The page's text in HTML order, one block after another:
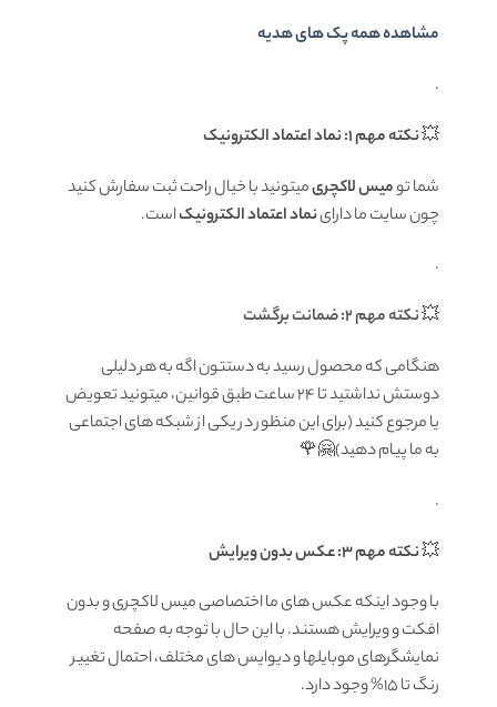
مشاهده همه پک های هدیه
.
💥نکته مهم 1: نماد اعتماد الکترونیک
شما تومیس لاکچریمیتونید با خیال راحت ثبت سفارش کنید
چون سایت ما داراینماد اعتماد الکترونیکاست.
.
💥نکته مهم 2: ضمانت برگشت
هنگامی که محصول رسید به دستتون اگه به هر دلیلی
دوستش نداشتید تا ۲۴ ساعت طبق قوانین، میتونید تعویض
یا مرجوع کنید (برای این منظور در یکی از شبکه های اجتماعی
به ما پیام دهید)🤗🌹
.
💥نکته مهم 3: عکس بدون ویرایش
با وجود اینکه عکس های ما اختصاصی میس لاکچری و بدون
افکت و ویرایش هستند. با این حال با توجه به صفحه
نمایشگرهای موبایلها و دیوایس های مختلف، احتمال تغییر
رنگ تا 15% وجود دارد.